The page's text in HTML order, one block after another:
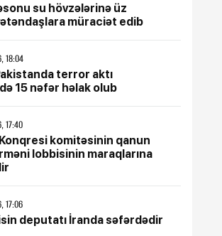
su hövzələrinə üz
müraciət edib
18:04
terror aktı
15 nəfər həlak olub
17:40
komitəsinin qanun
lobbisinin maraqlarına
17:06
deputatı İranda səfərdədir